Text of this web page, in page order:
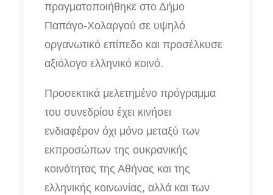
πραγματοποιήθηκε στο Δήμο
Παπάγο-Χολαργού σε υψηλό
οργανωτικό επίπεδο και προσέλκυσε
αξιόλογο ελληνικό κοινό.
Προσεκτικά μελετημένο πρόγραμμα
του συνεδρίου έχει κινήσει
ενδιαφέρον όχι μόνο μεταξύ των
εκπροσώπων της ουκρανικής
κοινότητας της Αθήνας και της
ελληνικής κοινωνίας, αλλά και των